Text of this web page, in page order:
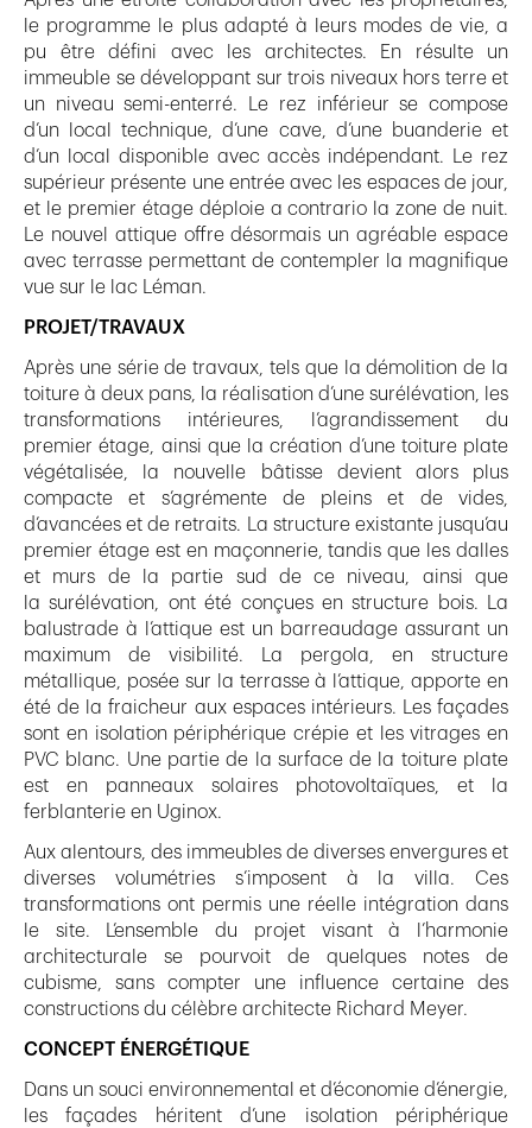
le programme le plus adapté à leurs modes de vie, a
pu être défini avec les architectes. En résulte un
immeuble se développant sur trois niveaux hors terre et
un niveau semi-enterré. Le rez inférieur se compose
d’un local technique, d’une cave, d’une buanderie et
d’un local disponible avec accès indépendant. Le rez
supérieur présente une entrée avec les espaces de jour,
et le premier étage déploie a contrario la zone de nuit.
Le nouvel attique offre désormais un agréable espace
avec terrasse permettant de contempler la magnifique
vue sur le lac Léman.
PROJET/TRAVAUX
Après une série de travaux, tels que la démolition de la
toiture à deux pans, la réalisation d’une surélévation, les
transformations intérieures, l’agrandissement du
premier étage, ainsi que la création d’une toiture plate
végétalisée, la nouvelle bâtisse devient alors plus
compacte et s’agrémente de pleins et de vides,
d’avancées et de retraits. La structure existante jusqu’au
premier étage est en maçonnerie, tandis que les dalles
et murs de la partie sud de ce niveau, ainsi que
la surélévation, ont été conçues en structure bois. La
balustrade à l’attique est un barreaudage assurant un
maximum de visibilité. La pergola, en structure
métallique, posée sur la terrasse à l’attique, apporte en
été de la fraicheur aux espaces intérieurs. Les façades
sont en isolation périphérique crépie et les vitrages en
PVC blanc. Une partie de la surface de la toiture plate
est en panneaux solaires photovoltaïques, et la
ferblanterie en Uginox.
Aux alentours, des immeubles de diverses envergures et
diverses volumétries s’imposent à la villa. Ces
transformations ont permis une réelle intégration dans
le site. L’ensemble du projet visant à l’harmonie
architecturale se pourvoit de quelques notes de
cubisme, sans compter une influence certaine des
constructions du célèbre architecte Richard Meyer.
CONCEPT ÉNERGÉTIQUE
Dans un souci environnemental et d’économie d’énergie,
les façades héritent d’une isolation périphérique